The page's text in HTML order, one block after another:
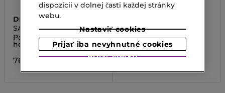
DIOR
SAUVAGE
Parfumovaný balzam po
holení
76,00 €
EXPLORER
Balzam po holení
30,00 €
dispozícii v dolnej časti každej stránky
webu.
Nastaviť cookies
Prijať iba nevyhnutné cookies
Prijať všetko